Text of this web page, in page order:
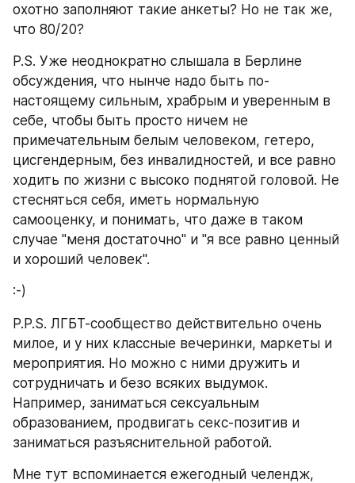
охотно заполняют такие анкеты? Но не так же,
что 80/20?
P.S. Уже неоднократно слышала в Берлине
обсуждения, что нынче надо быть по-
настоящему сильным, храбрым и уверенным в
себе, чтобы быть просто ничем не
примечательным белым человеком, гетеро,
цисгендерным, без инвалидностей, и все равно
ходить по жизни с высоко поднятой головой. Не
стесняться себя, иметь нормальную
самооценку, и понимать, что даже в таком
случае "меня достаточно" и "я все равно ценный
и хороший человек".
:-)
P.P.S. ЛГБТ-сообщество действительно очень
милое, и у них классные вечеринки, маркеты и
мероприятия. Но можно с ними дружить и
сотрудничать и безо всяких выдумок.
Например, заниматься сексуальным
образованием, продвигать секс-позитив и
заниматься разъяснительной работой.
Мне тут вспоминается ежегодный челендж,